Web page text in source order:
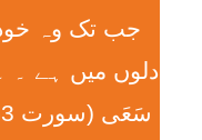
جب تک وہ
دلوں میں ہے ۔